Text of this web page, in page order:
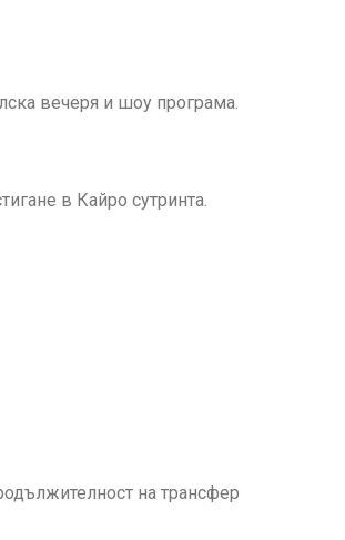
вечеря и шоу програма.
в Кайро сутринта.
на трансфер